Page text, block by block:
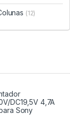
(12)
DC19,5V 4,7A
Sony